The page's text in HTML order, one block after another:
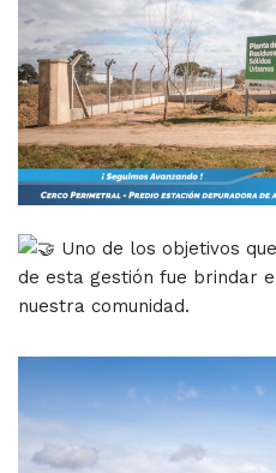
Uno de los objetivos
de esta gestión fue brindar
nuestra comunidad.